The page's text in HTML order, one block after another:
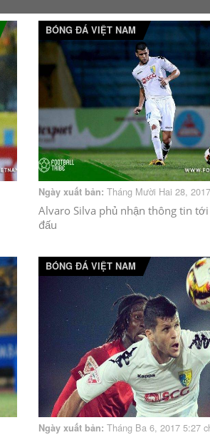
BÓNG ĐÁ VIỆT NAM
Ngày xuất bản: Tháng Mười Hai 28,
Alvaro Silva phủ nhận thông tin
đấu
BÓNG ĐÁ VIỆT NAM
Ngày xuất bản: Tháng Ba 6, 2017 5:27